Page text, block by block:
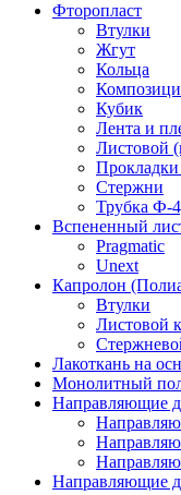
Фторопласт
Втулки
Жгут
Кольца
Кубик
Лента и
Листовой
Стержни
Трубка Ф-
Вспененный
Pragmatic
Unext
Капролон
Втулки
Листовой
Лакоткань на
Монолитный
Направляющие
Направляющие